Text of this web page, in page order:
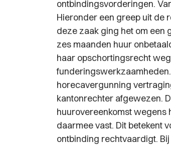
ontbindingsvorderingen.
Hieronder een greep uit de
deze zaak ging het om een
zes maanden huur
haar opschortingsrecht
horecavergunning
kantonrechter afgewezen.
huurovereenkomst wegens
daarmee vast. Dit betekent
ontbinding rechtvaardigt.